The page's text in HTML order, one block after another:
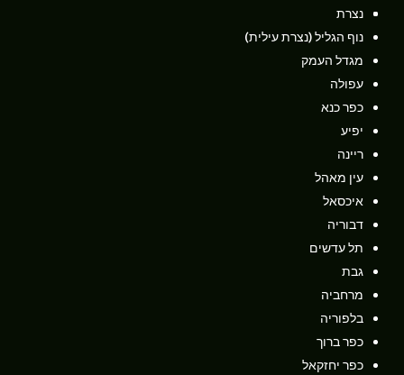
נצרת
נוף הגליל (נצרת עילית)
מגדל העמק
עפולה
כפר כנא
יפיע
ריינה
עין מאהל
איכסאל
דבוריה
תל עדשים
גבת
מרחביה
בלפוריה
כפר ברוך
כפר יחזקאל